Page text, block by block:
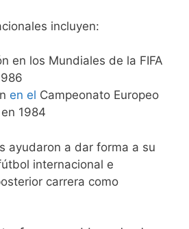
incluyen:
en los Mundiales de la FIFA
en el Campeonato Europeo
1984
ayudaron a dar forma a su
internacional e
carrera como